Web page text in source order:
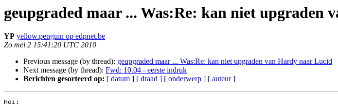
geupgraded maar ... Was:Re: kan niet upgraden
YP yellow.penguin op edpnet.be
Zo mei 2 15:41:20 UTC 2010
Previous message (by thread): geupgraded maar ... Was:Re: kan niet upgraden van Hardy naar Lucid
Next message (by thread): Fwd: 10.04 - eerste indruk
Berichten gesorteerd op: [ datum ] [ draad ] [ onderwerp ] [ auteur ]
Hoi: